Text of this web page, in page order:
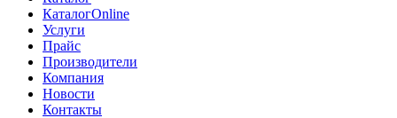
КаталогOnline
Услуги
Прайс
Производители
Компания
Новости
Контакты